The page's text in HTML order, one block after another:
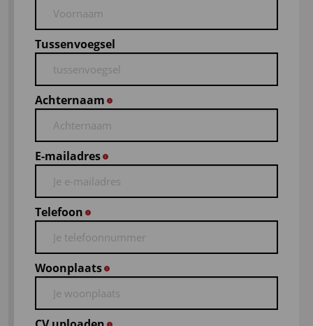
Tussenvoegsel
Achternaam
E-mailadres
Telefoon
Woonplaats